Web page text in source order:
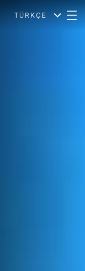
TÜRKÇE